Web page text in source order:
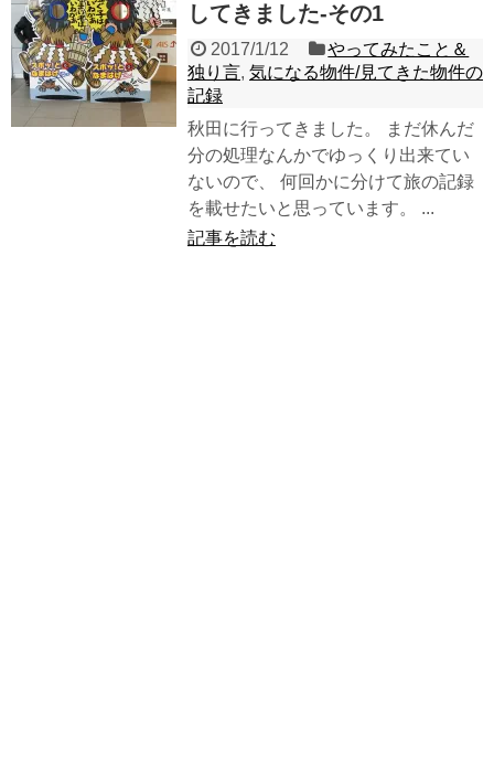
してきました-その1
2017/1/12
やってみたこと＆
独り言, 気になる物件/見てきた物件の
記録
秋田に行ってきました。 まだ休んだ
分の処理なんかでゆっくり出来てい
ないので、 何回かに分けて旅の記録
を載せたいと思っています。 ...
記事を読む